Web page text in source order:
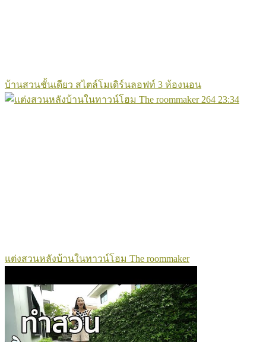
บ้านสวนชั้นเดียว สไตล์โมเดิร์นลอฟท์ 3 ห้องนอน
264 23:34
แต่งสวนหลังบ้านในทาวน์โฮม The roommaker